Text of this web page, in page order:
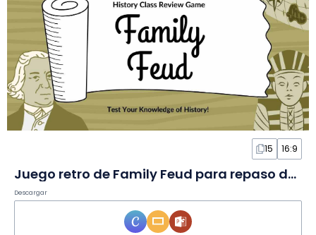
15 16:9
Juego retro de Family Feud para repaso de historia en Diapositivas
Descargar